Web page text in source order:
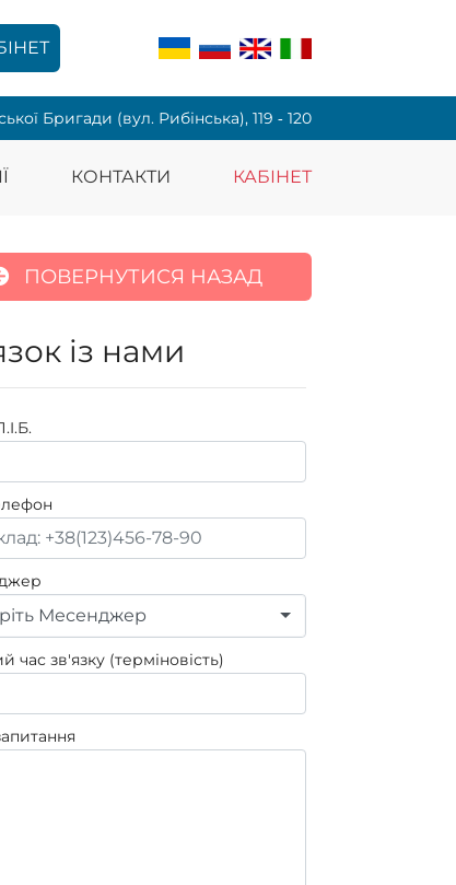
Бригади (вул. Рибінська), 119 ‑ 120
КОНТАКТИ КАБІНЕТ
ПОВЕРНУТИСЯ НАЗАД
із нами
Месенджер
час зв'язку (терміновість)